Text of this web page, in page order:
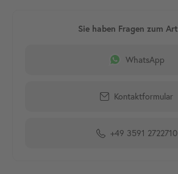
WhatsApp
Kontaktformular
+49 3591 2722710